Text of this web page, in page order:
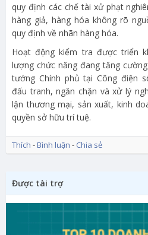
quy định các chế tài xử phạt
hàng giả, hàng hóa không rõ
quy định về nhãn hàng hóa.
Hoạt động kiểm tra được triển
lượng chức năng đang tăng
tướng Chính phủ tại Công điện
đấu tranh, ngăn chặn và xử lý
lận thương mại, sản xuất, kinh
quyền sở hữu trí tuệ.
Thích -Bình luận - Chia sẻ
Được tài trợ